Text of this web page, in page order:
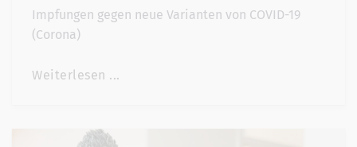
Impfungen gegen neue Varianten von COVID-19
(Corona)
Weiterlesen ...